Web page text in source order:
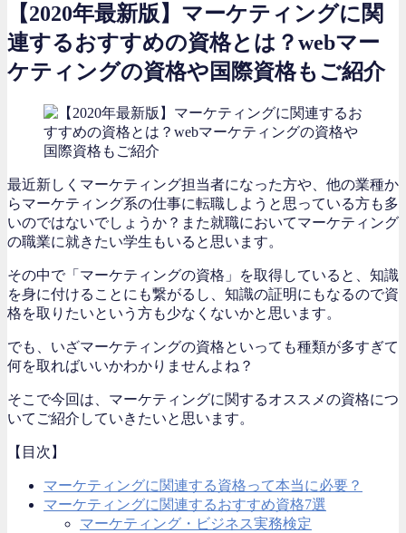
【2020年最新版】マーケティングに関
連するおすすめの資格とは？webマー
ケティングの資格や国際資格もご紹介
最近新しくマーケティング担当者になった方や、他の業種か
らマーケティング系の仕事に転職しようと思っている方も多
いのではないでしょうか？また就職においてマーケティング
の職業に就きたい学生もいると思います。
その中で「マーケティングの資格」を取得していると、知識
を身に付けることにも繋がるし、知識の証明にもなるので資
格を取りたいという方も少なくないかと思います。
でも、いざマーケティングの資格といっても種類が多すぎて
何を取ればいいかわかりませんよね？
そこで今回は、マーケティングに関するオススメの資格につ
いてご紹介していきたいと思います。
【目次】
マーケティングに関連する資格って本当に必要？
マーケティングに関連するおすすめ資格7選
マーケティング・ビジネス実務検定